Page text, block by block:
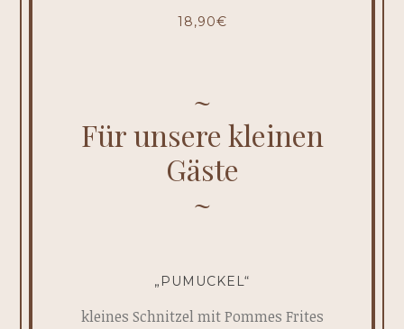
18,90€
Für unsere kleinen
Gäste
„PUMUCKEL“
kleines Schnitzel mit Pommes Frites